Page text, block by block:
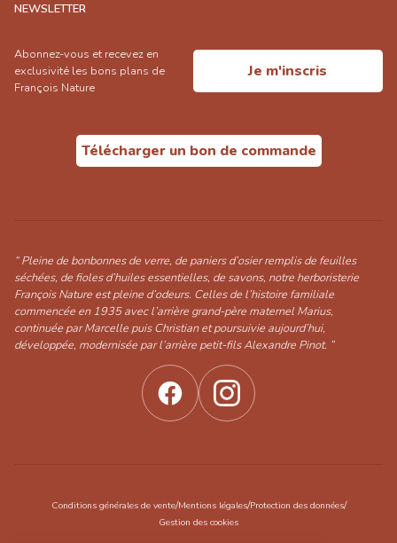
NEWSLETTER
Abonnez-vous et recevez en
exclusivité les bons plans de
François Nature
Je m'inscris
Télécharger un bon de commande
“ Pleine de bonbonnes de verre, de paniers d’osier remplis de feuilles
séchées, de fioles d’huiles essentielles, de savons, notre herboristerie
François Nature est pleine d’odeurs. Celles de l’histoire familiale
commencée en 1935 avec l’arrière grand-père maternel Marius,
continuée par Marcelle puis Christian et poursuivie aujourd’hui,
développée, modernisée par l’arrière petit-fils Alexandre Pinot. ”
Conditions générales de vente/Mentions légales/Protection des données/
Gestion des cookies